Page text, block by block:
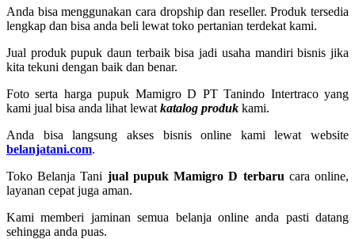
Anda bisa menggunakan cara dropship dan reseller. Produk tersedia
lengkap dan bisa anda beli lewat toko pertanian terdekat kami.
Jual produk pupuk daun terbaik bisa jadi usaha mandiri bisnis jika
kita tekuni dengan baik dan benar.
Foto serta harga pupuk Mamigro D PT Tanindo Intertraco yang
kami jual bisa anda lihat lewat katalog produk kami.
Anda bisa langsung akses bisnis online kami lewat website
belanjatani.com.
Toko Belanja Tani jual pupuk Mamigro D terbaru cara online,
layanan cepat juga aman.
Kami memberi jaminan semua belanja online anda pasti datang
sehingga anda puas.